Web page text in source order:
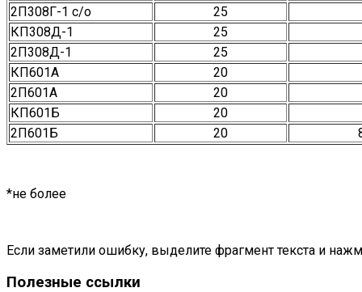
2П308Г-1 с/о
25
КП308Д-1
25
2П308Д-1
25
КП601А
20
2П601А
20
КП601Б
20
2П601Б
20
*не более
Если заметили ошибку, выделите фрагмент текста и
Полезные ссылки